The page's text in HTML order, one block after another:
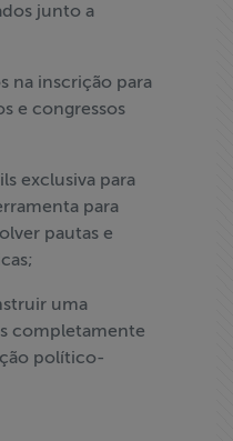
junto a
na inscrição para
e congressos
exclusiva para
para
pautas e
uma
completamente
político-